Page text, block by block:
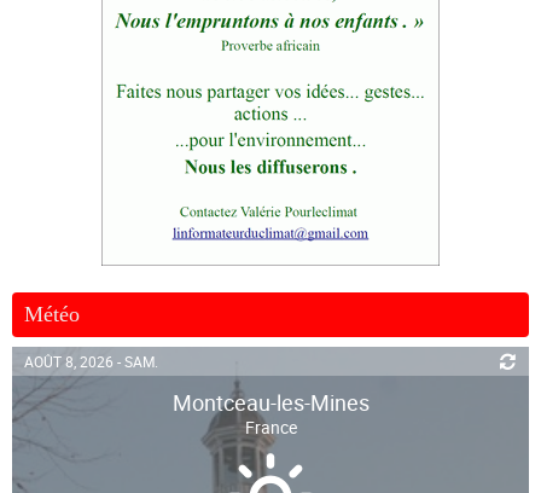
Météo
AOÛT 8, 2026 - SAM.
Montceau-les-Mines
France